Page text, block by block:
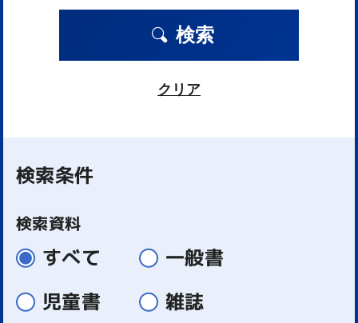
検索
クリア
検索条件
検索資料
すべて
一般書
児童書
雑誌